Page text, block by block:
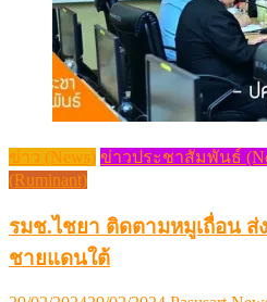
ข่าว (News) ข่าวประชาสัมพันธ์
(Ruminant)
รมช.ไชยา ติดตามหมูเถื่อน ส่
ชายแดนใต้